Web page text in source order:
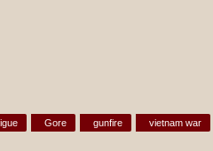
Gore gunfire vietnam war